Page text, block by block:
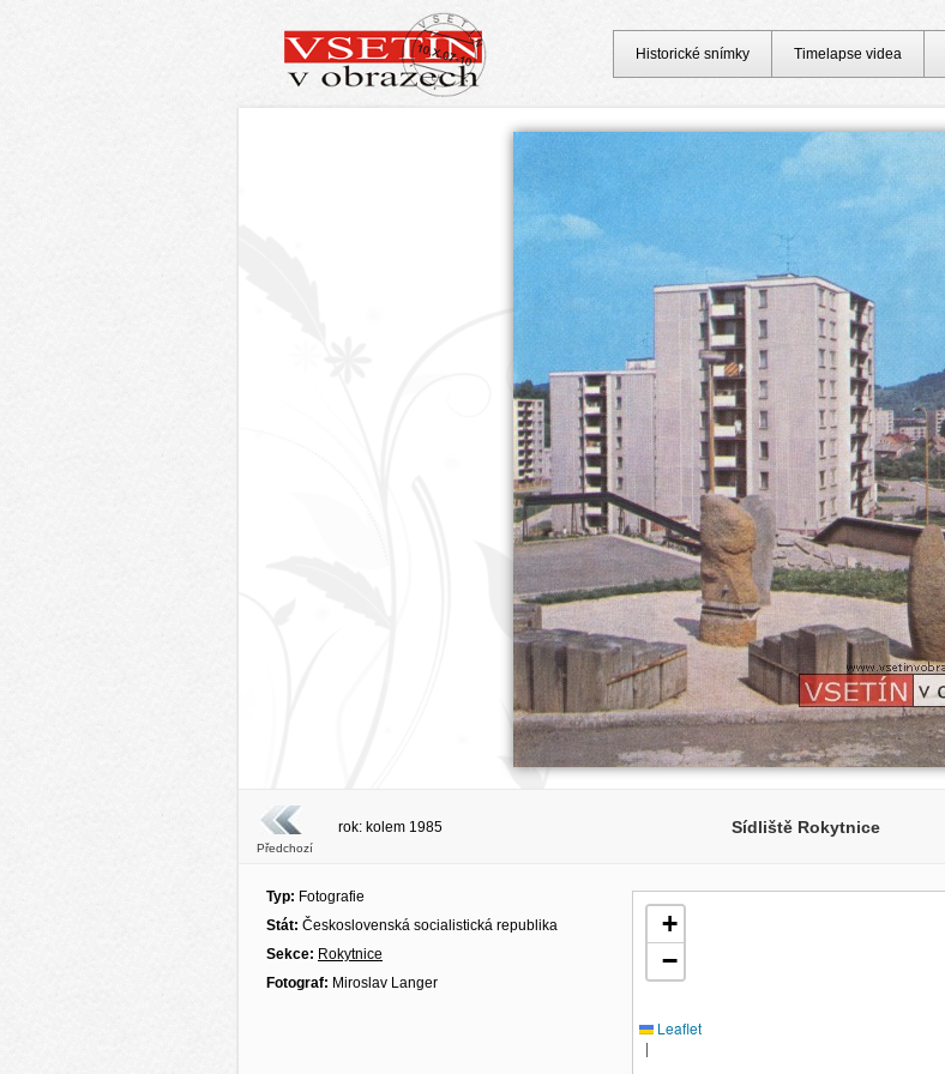
Předchozí
rok: kolem 1985 Sídliště Rokytnice
Typ: Fotografie
Stát: Československá socialistická republika
Sekce: Rokytnice
Fotograf: Miroslav Langer
+
−
Leaflet
|
Historické snímky Timelapse videa